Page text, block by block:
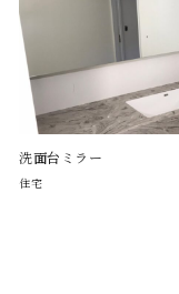
洗面台ミラー
住宅